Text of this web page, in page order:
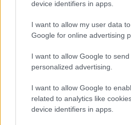
device identifiers in apps.
I want to allow my user data
Google for online advertising
I want to allow Google to send
personalized advertising.
I want to allow Google to
related to analytics like
device identifiers in apps.
A pénteki napról a France
közszolgálati televízió is
hogy bemutassák a
roppant nehéz helyzetét a
nyomás és ellehetetlenítés
Március 14-től